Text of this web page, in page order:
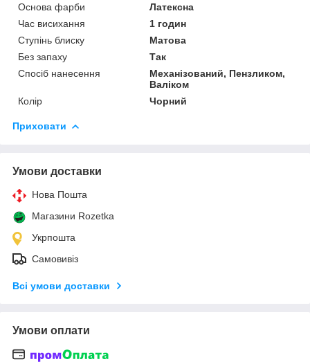
Основа фарби
Латексна
Час висихання
1 годин
Ступінь блиску
Матова
Без запаху
Так
Спосіб нанесення
Механізований, Пензликом,
Валіком
Колір
Чорний
Приховати
Умови доставки
Нова Пошта
Магазини Rozetka
Укрпошта
Самовивіз
Всі умови доставки
Умови оплати